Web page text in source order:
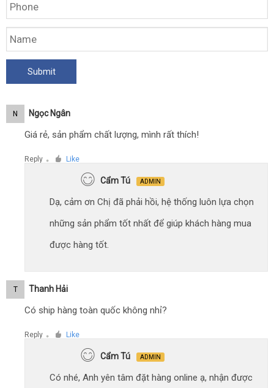
N Ngọc Ngân
Giá rẻ, sản phẩm chất lượng, mình rất thích!
Reply ● Like
Cẩm Tú ADMIN
Dạ, cảm ơn Chị đã phải hồi, hệ thống luôn lựa chọn
những sản phẩm tốt nhất để giúp khách hàng mua
được hàng tốt.
T Thanh Hải
Có ship hàng toàn quốc không nhỉ?
Reply ● Like
Cẩm Tú ADMIN
Có nhé, Anh yên tâm đặt hàng online ạ, nhận được